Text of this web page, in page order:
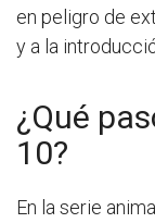
en peligro de
y a la
¿Qué
10?
En la serie